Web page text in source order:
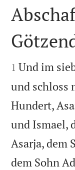


1 Und im
und schloss
Hundert,
und Ismael,
Asarja, dem
dem Sohn